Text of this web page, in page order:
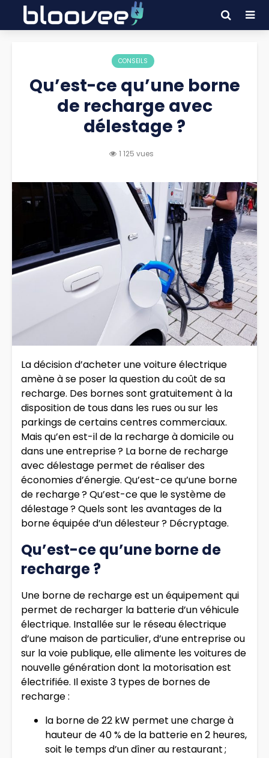
CONSEILS
Qu’est-ce qu’une borne
de recharge avec
délestage ?
1 125 vues
La décision d’acheter une voiture électrique
amène à se poser la question du coût de sa
recharge. Des bornes sont gratuitement à la
disposition de tous dans les rues ou sur les
parkings de certains centres commerciaux.
Mais qu’en est-il de la recharge à domicile ou
dans une entreprise ? La borne de recharge
avec délestage permet de réaliser des
économies d’énergie. Qu’est-ce qu’une borne
de recharge ? Qu’est-ce que le système de
délestage ? Quels sont les avantages de la
borne équipée d’un délesteur ? Décryptage.
Qu’est-ce qu’une borne de
recharge ?
Une borne de recharge est un équipement qui
permet de recharger la batterie d’un véhicule
électrique. Installée sur le réseau électrique
d’une maison de particulier, d’une entreprise ou
sur la voie publique, elle alimente les voitures de
nouvelle génération dont la motorisation est
électrifiée. Il existe 3 types de bornes de
recharge :
la borne de 22 kW permet une charge à
hauteur de 40 % de la batterie en 2 heures,
soit le temps d’un dîner au restaurant ;